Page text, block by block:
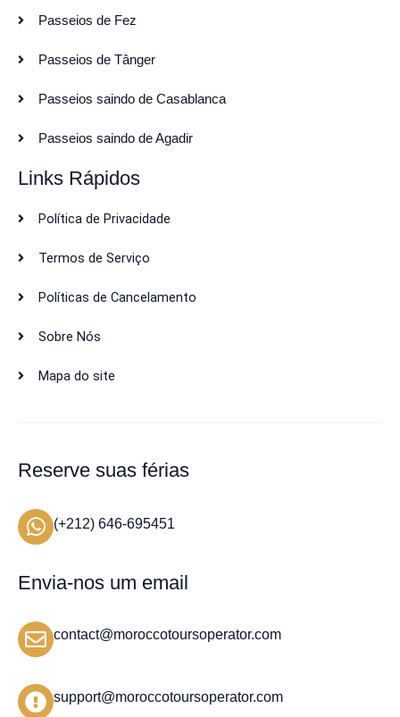
Passeios de Fez
Passeios de Tânger
Passeios saindo de Casablanca
Passeios saindo de Agadir
Links Rápidos
Política de Privacidade
Termos de Serviço
Políticas de Cancelamento
Sobre Nós
Mapa do site
Reserve suas férias
(+212) 646-695451
Envia-nos um email
contact@moroccotoursoperator.com
support@moroccotoursoperator.com